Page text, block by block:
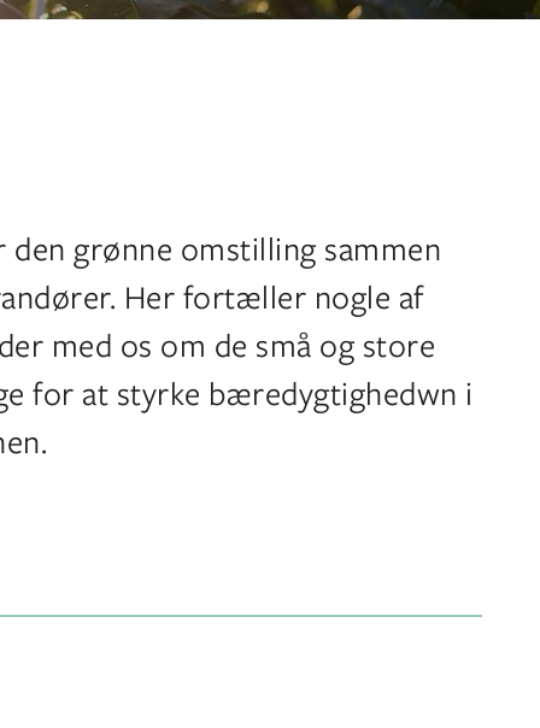
grønne omstilling sammen
Her fortæller nogle af
med os om de små og store
for at styrke bæredygtighedwn i